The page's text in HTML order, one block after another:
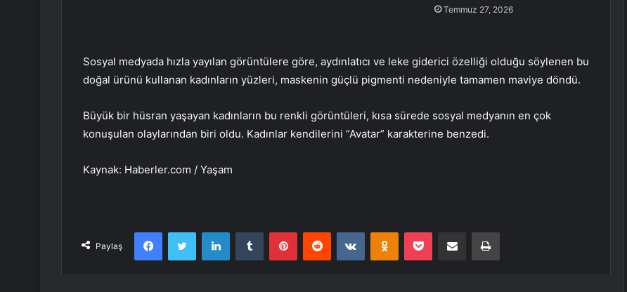
Temmuz 27, 2026
Sosyal medyada hızla yayılan görüntülere göre, aydınlatıcı ve leke giderici özelliği olduğu söylenen bu
doğal ürünü kullanan kadınların yüzleri, maskenin güçlü pigmenti nedeniyle tamamen maviye döndü.
Büyük bir hüsran yaşayan kadınların bu renkli görüntüleri, kısa sürede sosyal medyanın en çok
konuşulan olaylarından biri oldu. Kadınlar kendilerini “Avatar” karakterine benzedi.
Kaynak: Haberler.com / Yaşam
Paylaş
FacebookTwitter LinkedInTumblr PinterestReddit VKontakteOdnoklassniki
Pocket E-Posta ile paylaş Yazdır